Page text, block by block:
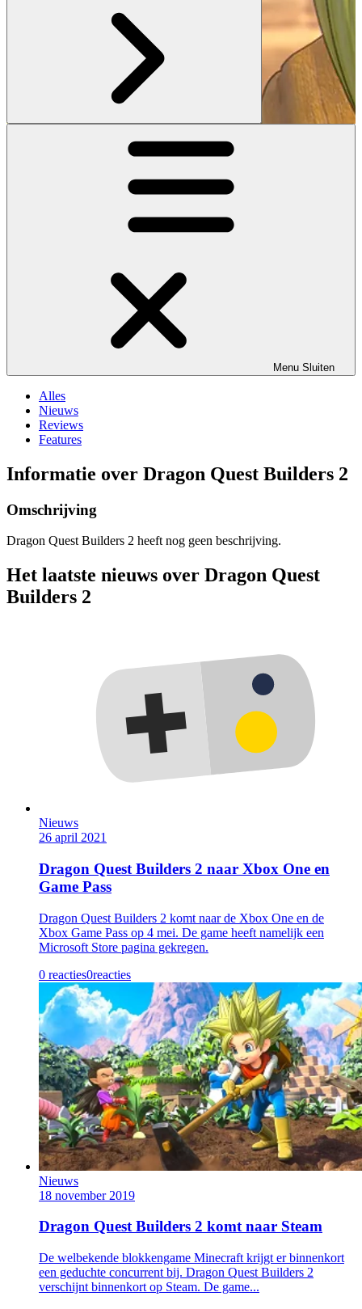
Menu Sluiten
Alles
Nieuws
Reviews
Features
Informatie over Dragon Quest Builders 2
Omschrijving
Dragon Quest Builders 2 heeft nog geen beschrijving.
Het laatste nieuws over Dragon Quest
Builders 2
Nieuws
26 april 2021
Dragon Quest Builders 2 naar Xbox One en
Game Pass
Dragon Quest Builders 2 komt naar de Xbox One en de
Xbox Game Pass op 4 mei. De game heeft namelijk een
Microsoft Store pagina gekregen.
0 reacties0reacties
Nieuws
18 november 2019
Dragon Quest Builders 2 komt naar Steam
De welbekende blokkengame Minecraft krijgt er binnenkort
een geduchte concurrent bij. Dragon Quest Builders 2
verschijnt binnenkort op Steam. De game...